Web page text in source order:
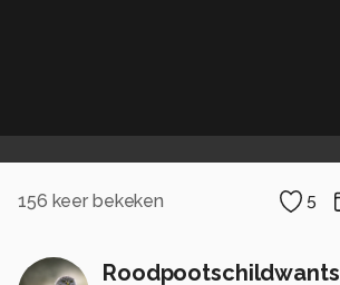
156 keer bekeken 5
Roodpootschildwants